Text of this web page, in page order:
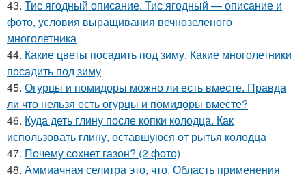
43. Тис ягодный описание. Тис ягодный — описание и
фото, условия выращивания вечнозеленого
многолетника
44. Какие цветы посадить под зиму. Какие многолетники
посадить под зиму
45. Огурцы и помидоры можно ли есть вместе. Правда
ли что нельзя есть огурцы и помидоры вместе?
46. Куда деть глину после копки колодца. Как
использовать глину, оставшуюся от рытья колодца
47. Почему сохнет газон? (2 фото)
48. Аммиачная селитра это, что. Область применения